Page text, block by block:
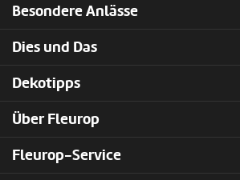
Besondere Anlässe
Dies und Das
Dekotipps
Über Fleurop
Fleurop-Service